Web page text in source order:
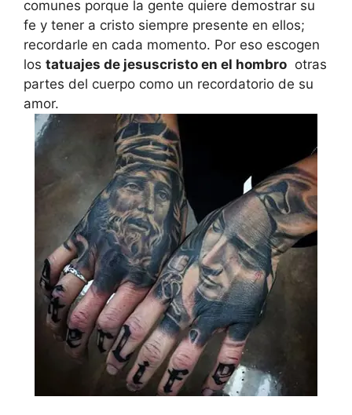
comunes porque la gente quiere demostrar su
fe y tener a cristo siempre presente en ellos;
recordarle en cada momento. Por eso escogen
los tatuajes de jesuscristo en el hombro otras
partes del cuerpo como un recordatorio de su
amor.